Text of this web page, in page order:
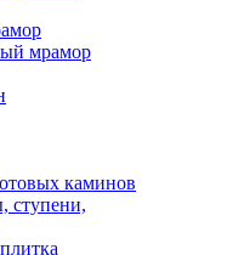
мрамор
каминов
ступени,